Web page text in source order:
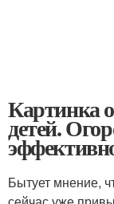
Картинка
детей.
Бытует мнение,